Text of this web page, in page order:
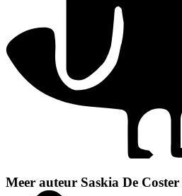
Meer auteur Saskia De Coster